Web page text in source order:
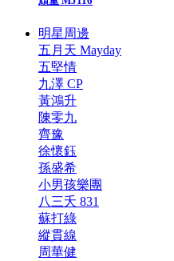
明星周邊
五月天 Mayday
五堅情
九澤 CP
黃鴻升
陳零九
齊豫
徐懷鈺
孫盛希
小男孩樂團
八三夭 831
蘇打綠
縱貫線
周華健